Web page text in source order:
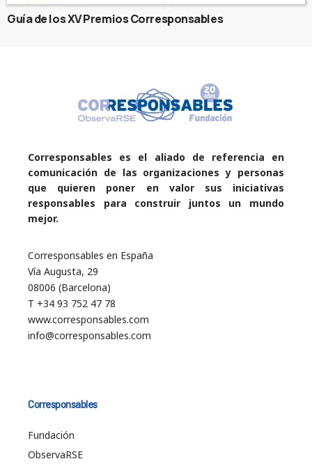
Guía de los XV Premios Corresponsables
Corresponsables es el aliado de referencia en
comunicación de las organizaciones y personas
que quieren poner en valor sus iniciativas
responsables para construir juntos un mundo
mejor.
Corresponsables en España
Vía Augusta, 29
08006 (Barcelona)
T +34 93 752 47 78
www.corresponsables.com
info@corresponsables.com
Corresponsables
Fundación
ObservaRSE